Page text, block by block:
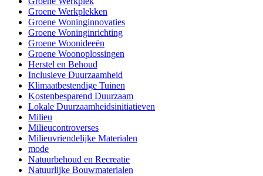
Groene Werkplekken
Groene Woninginnovaties
Groene Woninginrichting
Groene Woonideeën
Groene Woonoplossingen
Herstel en Behoud
Inclusieve Duurzaamheid
Klimaatbestendige Tuinen
Kostenbesparend Duurzaam
Lokale Duurzaamheidsinitiatieven
Milieu
Milieucontroverses
Milieuvriendelijke Materialen
mode
Natuurbehoud en Recreatie
Natuurlijke Bouwmaterialen